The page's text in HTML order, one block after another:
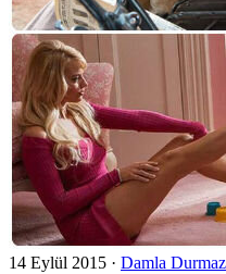
14 Eylül 2015 · Damla Durmaz